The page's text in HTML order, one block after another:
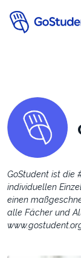
GoStudent ist die
individuellen
einen
alle Fächer und